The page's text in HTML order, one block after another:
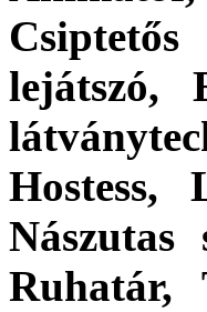
lejátszó,
Hostess,
Ruhatár,